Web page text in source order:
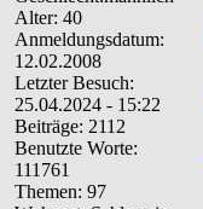
Alter: 40
Anmeldungsdatum:
12.02.2008
Letzter Besuch:
25.04.2024 - 15:22
Beiträge: 2112
Benutzte Worte:
111761
Themen: 97